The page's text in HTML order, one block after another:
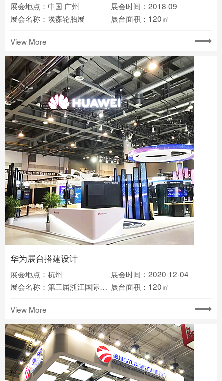
展会地点：中国 广州
展会时间：2018-09
展会名称：埃森轮胎展
展台面积：120㎡
View More
华为展台搭建设计
展会地点：杭州
展会时间：2020-12-04
展会名称：第三届浙江国际智慧交通产业博览会 展台面积：120㎡
View More